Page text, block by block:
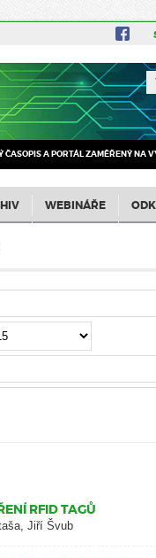
ČASOPIS A PORTÁL ZAMĚŘENÝ NA
WEBINÁŘE
RFID TAGŮ
Jiří Švub